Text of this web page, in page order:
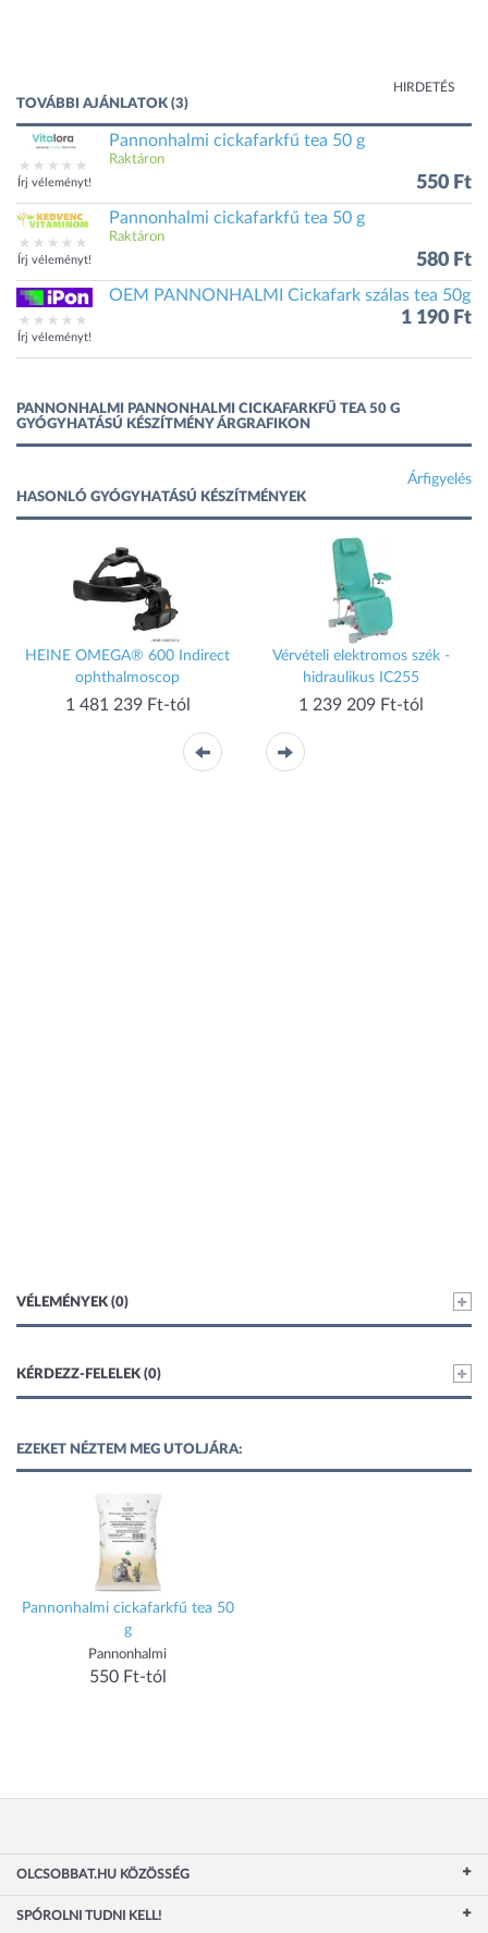
HIRDETÉS
TOVÁBBI AJÁNLATOK (3)
Írj véleményt!
Pannonhalmi cickafarkfű tea 50 g
Raktáron
550 Ft
Írj véleményt!
Pannonhalmi cickafarkfű tea 50 g
Raktáron
580 Ft
Írj véleményt!
OEM PANNONHALMI Cickafark szálas tea 50g
1 190 Ft
PANNONHALMI PANNONHALMI CICKAFARKFŰ TEA 50 G
GYÓGYHATÁSÚ KÉSZÍTMÉNY ÁRGRAFIKON
Árfigyelés
HASONLÓ GYÓGYHATÁSÚ KÉSZÍTMÉNYEK
HEINE OMEGA® 600 Indirect
ophthalmoscop
1 481 239 Ft-tól
Vérvételi elektromos szék -
hidraulikus IC255
1 239 209 Ft-tól
VÉLEMÉNYEK (0)
KÉRDEZZ-FELELEK (0)
EZEKET NÉZTEM MEG UTOLJÁRA:
Pannonhalmi cickafarkfű tea 50
g
Pannonhalmi
550 Ft-tól
OLCSOBBAT.HU KÖZÖSSÉG
SPÓROLNI TUDNI KELL!